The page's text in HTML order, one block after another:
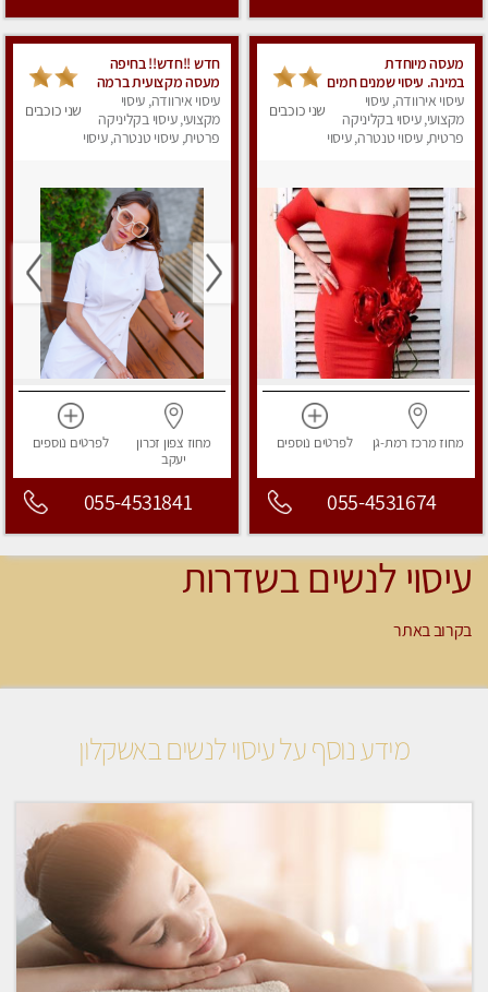
מעסה מיוחדת
במינה. עיסוי שמנים חמים
עיסוי אירוודה, עיסוי
מקצועי, עיסוי בקליניקה
פרטית, עיסוי טנטרה, עיסוי
שני כוכבים
מחוז מרכז רמת-גן לפרטים נוספים
055-4531674
חדש !!חדש!! בחיפה
מעסה מקצועית ברמה
גבוה
עיסוי אירוודה, עיסוי
מקצועי, עיסוי בקליניקה
פרטית, עיסוי טנטרה, עיסוי
שני כוכבים
מחוז צפון זכרון
יעקב
לפרטים נוספים
055-4531841
עיסוי לנשים בשדרות
בקרוב באתר
מידע נוסף על עיסוי לנשים באשקלון